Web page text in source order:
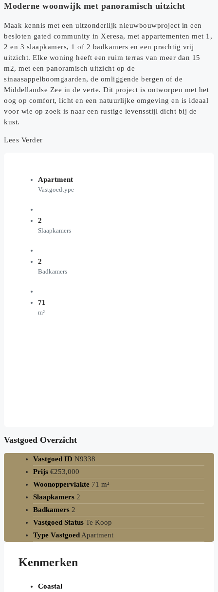
Moderne woonwijk met panoramisch uitzicht
Maak kennis met een uitzonderlijk nieuwbouwproject in een
besloten gated community in Xeresa, met appartementen met 1,
2 en 3 slaapkamers, 1 of 2 badkamers en een prachtig vrij
uitzicht. Elke woning heeft een ruim terras van meer dan 15
m2, met een panoramisch uitzicht op de
sinaasappelboomgaarden, de omliggende bergen of de
Middellandse Zee in de verte. Dit project is ontworpen met het
oog op comfort, licht en een natuurlijke omgeving en is ideaal
voor wie op zoek is naar een rustige levensstijl dicht bij de
kust.
Lees Verder
Apartment
Vastgoedtype
2
Slaapkamers
2
Badkamers
71
m²
Vastgoed Overzicht
Vastgoed ID N9338
Prijs €253,000
Woonoppervlakte 71 m²
Slaapkamers 2
Badkamers 2
Vastgoed Status Te Koop
Type Vastgoed Apartment
Kenmerken
Coastal